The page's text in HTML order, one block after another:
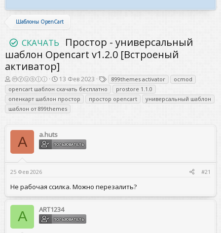
Шаблоны OpenCart
СКАЧАТЬ
Простор - универсальный
шаблон Opencart v1.2.0 [Встроеный
активатор]
А
в
т
о
р
е
м
ⓜⓨⓤⓢⓛⓘ
Д
а
т
а
н
ч
л
а
13 Фев 2023
Т
е
г
и
899themes activator
ocmod
opencart шаблон скачать бесплатно
prostore 1.1.0
опенкарт шаблон простор
простор opencart
универсальный шаблон
шаблон от 899themes
A a.huts
ПОЛЬЗОВАТЕЛЬ
25 Фев 2026 #21
Не рабочая ссилка. Можно перезалить?
A ART1234
ПОЛЬЗОВАТЕЛЬ